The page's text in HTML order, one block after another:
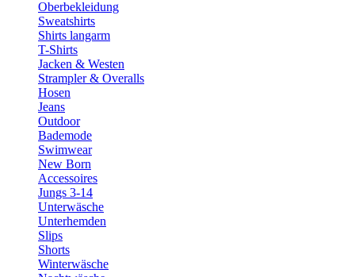
Oberbekleidung
Sweatshirts
Shirts langarm
T-Shirts
Jacken & Westen
Strampler & Overalls
Hosen
Jeans
Outdoor
Bademode
Swimwear
New Born
Accessoires
Jungs 3-14
Unterwäsche
Unterhemden
Slips
Shorts
Winterwäsche